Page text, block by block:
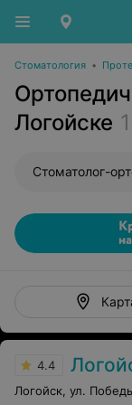
Стоматология •
Логойске 1
Стоматолог-
4.4 Логойская
Логойск, ул.